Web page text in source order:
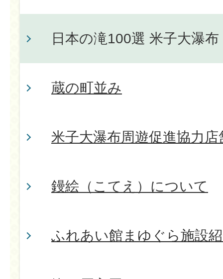
日本の滝100選 米子大瀑布
蔵の町並み
米子大瀑布周遊促進協力
鏝絵（こてえ）について
ふれあい館まゆぐら施設